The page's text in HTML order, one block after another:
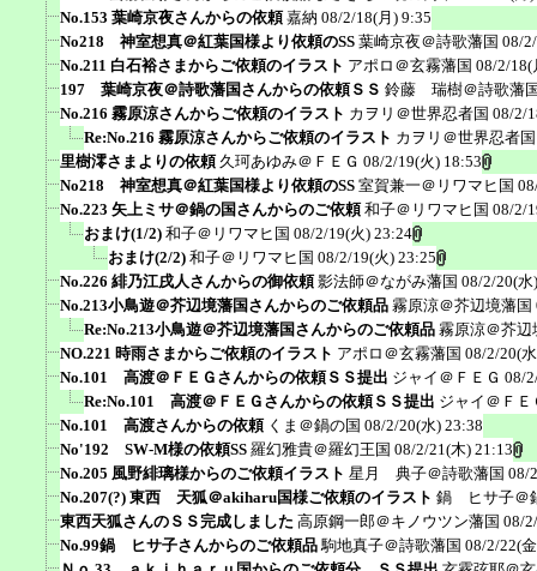
No.153 葉崎京夜さんからの依頼 嘉納 08/2/18(月) 9:35
No218 神室想真＠紅葉国様より依頼のSS 葉崎京夜＠詩歌藩国 08/
No.211 白石裕さまからご依頼のイラスト アポロ＠玄霧藩国 08/2/18(
197 葉崎京夜＠詩歌藩国さんからの依頼ＳＳ 鈴藤 瑞樹＠詩歌藩
No.216 霧原涼さんからご依頼のイラスト カヲリ＠世界忍者国 08/2/
Re:No.216 霧原涼さんからご依頼のイラスト カヲリ＠世界忍者国
里樹澪さまよりの依頼 久珂あゆみ＠ＦＥＧ 08/2/19(火) 18:53
No218 神室想真＠紅葉国様より依頼のSS 室賀兼一＠リワマヒ国
No.223 矢上ミサ＠鍋の国さんからのご依頼 和子＠リワマヒ国 08/2/
おまけ(1/2) 和子＠リワマヒ国 08/2/19(火) 23:24
おまけ(2/2) 和子＠リワマヒ国 08/2/19(火) 23:25
No.226 緋乃江戌人さんからの御依頼 影法師＠ながみ藩国 08/2/20(水
No.213小鳥遊＠芥辺境藩国さんからのご依頼品 霧原涼＠芥辺境藩国
Re:No.213小鳥遊＠芥辺境藩国さんからのご依頼品 霧原涼＠芥辺
NO.221 時雨さまからご依頼のイラスト アポロ＠玄霧藩国 08/2/20(
No.101 高渡＠ＦＥＧさんからの依頼ＳＳ提出 ジャイ＠ＦＥＧ 08/
Re:No.101 高渡＠ＦＥＧさんからの依頼ＳＳ提出 ジャイ＠ＦＥ
No.101 高渡さんからの依頼 くま＠鍋の国 08/2/20(水) 23:38
No'192 SW-M様の依頼SS 羅幻雅貴＠羅幻王国 08/2/21(木) 21:13
No.205 風野緋璃様からのご依頼イラスト 星月 典子＠詩歌藩国 08/
No.207(?) 東西 天狐＠akiharu国様ご依頼のイラスト 鍋 ヒサ子＠
東西天狐さんのＳＳ完成しました 高原鋼一郎＠キノウツン藩国 08/
No.99鍋 ヒサ子さんからのご依頼品 駒地真子＠詩歌藩国 08/2/22(